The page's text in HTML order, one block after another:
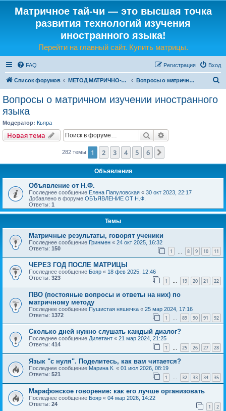
Матричное тай-чи — это высшая точка
развития технологий изучения
иностранного языка!
Перейти на главный сайт. Купить матрицы.
FAQ Вход
Регистрация
Список форумов МЕТОД МАТРИЧНО-ЯЗЫКОВОГО ТАЙ-ЧИ Вопросы о матричном изучении иностранного языка
Вопросы о матричном изучении иностранного
языка
Модератор: Кьяра
Новая тема Поиск
282 темы 1 2 3 4 5 6
Объявления
Объявление от Н.Ф.
Последнее сообщение Елена Папуловская « 30 окт 2023, 22:17
Добавлено в форуме ОБЪЯВЛЕНИЕ ОТ Н.Ф.
Ответы: 1
Темы
Матричные результаты, говорят ученики
Последнее сообщение Гринмен « 24 окт 2025, 16:32
Ответы: 150 1 8 9 10 11
ЧЕРЕЗ ГОД ПОСЛЕ МАТРИЦЫ
Последнее сообщение Бояр « 18 фев 2025, 12:46
Ответы: 323 1 … 19 20 21 22
ПВО (постояные вопросы и ответы на них) по
матричному методу
Последнее сообщение Пушистая няшечка « 25 мар 2024, 17:16
Ответы: 1372 1 89 90 91 92
Сколько дней нужно слушать каждый диалог?
Последнее сообщение Дилетант « 21 мар 2024, 21:25
Ответы: 414 1 25 26 27 28
Язык "с нуля". Поделитесь, как вам читается?
Последнее сообщение Марина К. « 01 июл 2026, 08:19
Ответы: 521 1 … 32 33 34 35
Марафонское говорение: как его лучше организовать
Последнее сообщение Бояр « 04 мар 2026, 14:22
Ответы: 24 1 2